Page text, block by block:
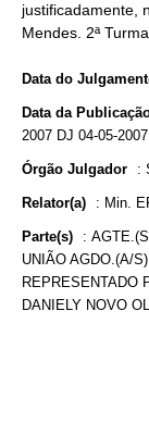
justificadamente,
Mendes. 2ª
Data do
Data da
2007 DJ 04-05-
Órgão Julgador :
Relator(a) : Min.
Parte(s) :
UNIÃO AGDO.(A/
REPRESENTADO
DANIELY NOVO